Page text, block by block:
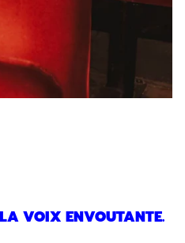
LA VOIX ENVOUTANTE.